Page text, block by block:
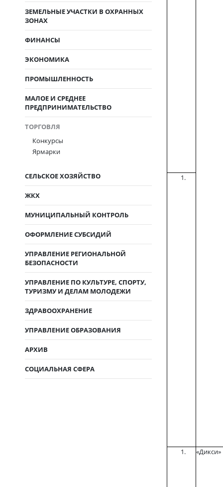
ЗЕМЕЛЬНЫЕ УЧАСТКИ В ОХРАННЫХ
ЗОНАХ
ФИНАНСЫ
ЭКОНОМИКА
ПРОМЫШЛЕННОСТЬ
МАЛОЕ И СРЕДНЕЕ
ПРЕДПРИНИМАТЕЛЬСТВО
ТОРГОВЛЯ
Конкурсы
Ярмарки
СЕЛЬСКОЕ ХОЗЯЙСТВО
ЖКХ
МУНИЦИПАЛЬНЫЙ КОНТРОЛЬ
ОФОРМЛЕНИЕ СУБСИДИЙ
УПРАВЛЕНИЕ РЕГИОНАЛЬНОЙ
БЕЗОПАСНОСТИ
УПРАВЛЕНИЕ ПО КУЛЬТУРЕ, СПОРТУ,
ТУРИЗМУ И ДЕЛАМ МОЛОДЕЖИ
ЗДРАВООХРАНЕНИЕ
УПРАВЛЕНИЕ ОБРАЗОВАНИЯ
АРХИВ
СОЦИАЛЬНАЯ СФЕРА
«Дикси»